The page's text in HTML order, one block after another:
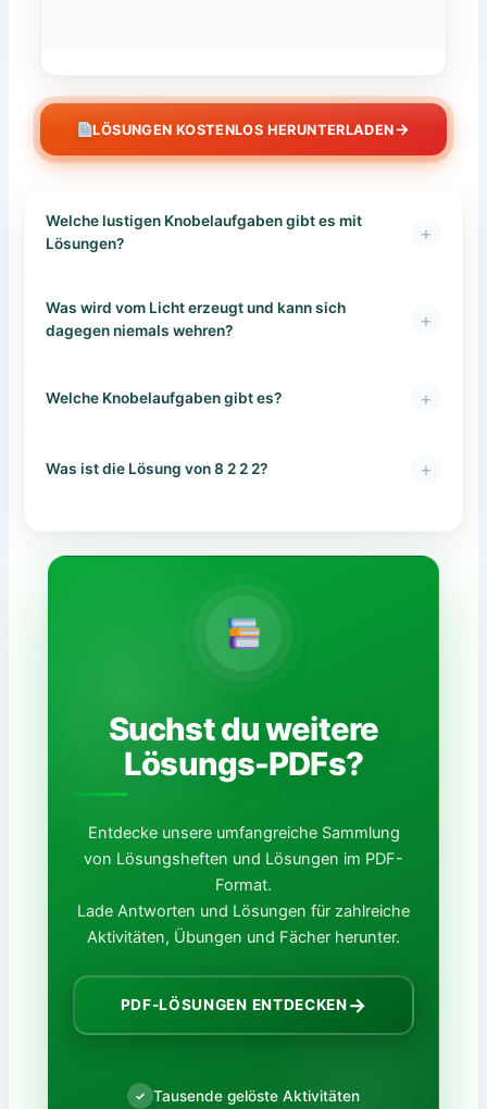
LÖSUNGEN KOSTENLOS HERUNTERLADEN→
Welche lustigen Knobelaufgaben gibt es mit
Lösungen?
+
Was wird vom Licht erzeugt und kann sich
dagegen niemals wehren?
+
Welche Knobelaufgaben gibt es? +
Was ist die Lösung von 8 2 2 2? +
Suchst du weitere
Lösungs-PDFs?
Entdecke unsere umfangreiche Sammlung
von Lösungsheften und Lösungen im PDF-
Format.
Lade Antworten und Lösungen für zahlreiche
Aktivitäten, Übungen und Fächer herunter.
PDF-LÖSUNGEN ENTDECKEN→
✓ Tausende gelöste Aktivitäten